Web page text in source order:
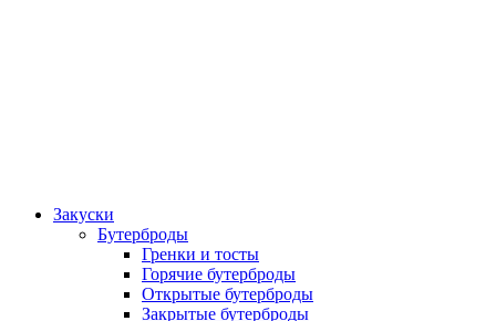
Закуски
Бутерброды
Гренки и тосты
Горячие бутерброды
Открытые бутерброды
Закрытые бутерброды